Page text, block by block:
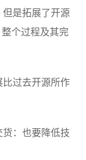
但是拓展了开源
个过程及其完
比过去开源所作
货：也要降低技